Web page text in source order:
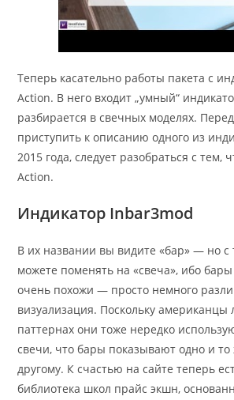
Теперь касательно работы пакета с
Action. В него входит „умный“
разбирается в свечных моделях.
приступить к описанию одного из
2015 года, следует разобраться с тем,
Action.
Индикатор Inbar3mod
В их названии вы видите «бар» — но с
можете поменять на «свеча», ибо
очень похожи — просто немного
визуализация. Поскольку
паттернах они тоже нередко
свечи, что бары показывают одно и то
другому. К счастью на сайте теперь
библиотека школ прайс экшн,